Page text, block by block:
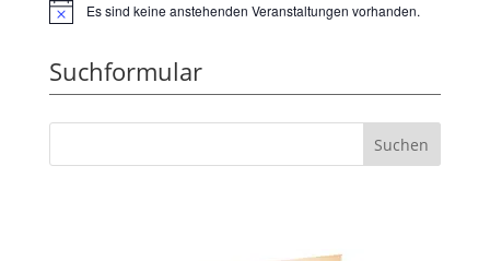
HinweisEs sind keine anstehenden Veranstaltungen vorhanden.
Suchformular